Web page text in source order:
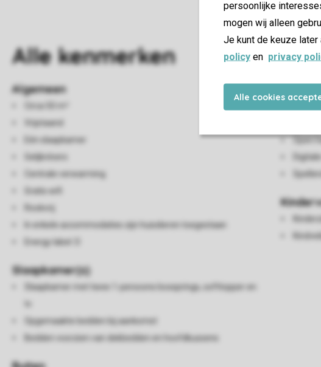
persoonlijke
mogen wij alleen
Je kunt de keuze
policy en privacy
Alle cookies
Allekenmerken
Algemeen
Circa 50 m²
Vrijstaand
Eén slaapkamer
Gelijkvloers
Centrale verwarming
Gratis wifi
Rookvrij
In enkele accommodaties zijn huisdieren toegestaan
Energy label: D
Slaapkamer(s)
Slaapkamer met twee 1-persoons boxsprings, softtopper en
Opgemaakte bedden bij aankomst
Bedden voorzien van dekbedden en hoofdkussens
Open